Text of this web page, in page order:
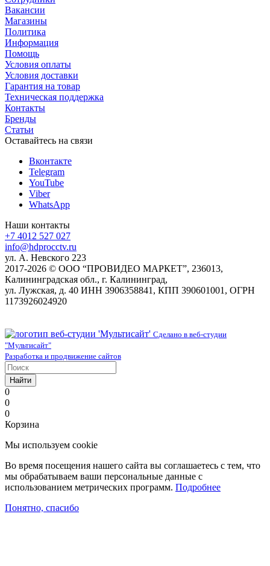
Вакансии
Магазины
Политика
Информация
Помощь
Условия оплаты
Условия доставки
Гарантия на товар
Техническая поддержка
Контакты
Бренды
Статьи
Оставайтесь на связи
Вконтакте
Telegram
YouTube
Viber
WhatsApp
Наши контакты
+7 4012 527 027
info@hdprocctv.ru
ул. А. Невского 223
2017-2026 © ООО “ПРОВИДЕО МАРКЕТ”, 236013,
Калининградская обл., г. Калининград,
ул. Лужская, д. 40 ИНН 3906358841, КПП 390601001, ОГРН
1173926024920
Сделано в веб-студии
"Мультисайт"
Разработка и продвижение сайтов
Найти
0
0
0
Корзина
Мы используем cookie
Во время посещения нашего сайта вы соглашаетесь с тем, что
мы обрабатываем ваши персональные данные с
использованием метрических программ. Подробнее
Понятно, спасибо